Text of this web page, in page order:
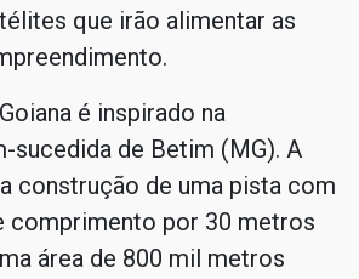
que irão alimentar as
é inspirado na
sucedida de Betim (MG). A
construção de uma pista com
comprimento por 30 metros
área de 800 mil metros